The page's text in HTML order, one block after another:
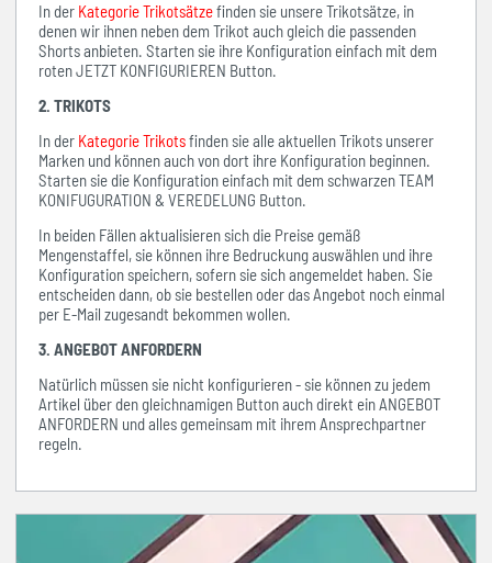
In der Kategorie Trikotsätzefinden sie unsere Trikotsätze, in
denen wir ihnen neben dem Trikot auch gleich die passenden
Shorts anbieten. Starten sie ihre Konfiguration einfach mit dem
roten JETZT KONFIGURIEREN Button.
2. TRIKOTS
In der Kategorie Trikotsfinden sie alle aktuellen Trikots unserer
Marken und können auch von dort ihre Konfiguration beginnen.
Starten sie die Konfiguration einfach mit dem schwarzen TEAM
KONIFUGURATION & VEREDELUNG Button.
In beiden Fällen aktualisieren sich die Preise gemäß
Mengenstaffel, sie können ihre Bedruckung auswählen und ihre
Konfiguration speichern, sofern sie sich angemeldet haben. Sie
entscheiden dann, ob sie bestellen oder das Angebot noch einmal
per E-Mail zugesandt bekommen wollen.
3. ANGEBOT ANFORDERN
Natürlich müssen sie nicht konfigurieren - sie können zu jedem
Artikel über den gleichnamigen Button auch direkt ein ANGEBOT
ANFORDERN und alles gemeinsam mit ihrem Ansprechpartner
regeln.